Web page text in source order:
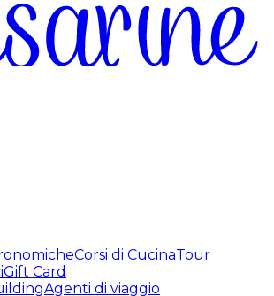
Corsi di CucinaTour
Gift Card
Agenti di viaggio